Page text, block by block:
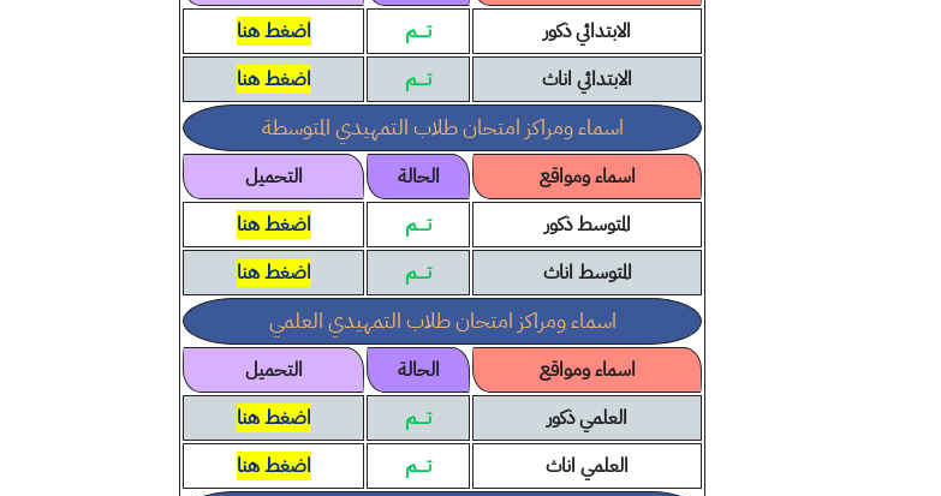
الابتدائي ذكور
تــــم
اضغط هنا
الابتدائي اناث
تــــم اضغط هنا
اسماء ومراكز امتحان طلاب التمهيدي المتوسطة
اسماء ومواقع الحالة
التحميل
المتوسط ذكور
تــــم
اضغط هنا
المتوسط اناث
تــــم اضغط هنا
اسماء ومراكز امتحان طلاب التمهيدي العلمي
اسماء ومواقع الحالة
التحميل
العلمي ذكور
تــــم
اضغط هنا
العلمي اناث
تــــم اضغط هنا